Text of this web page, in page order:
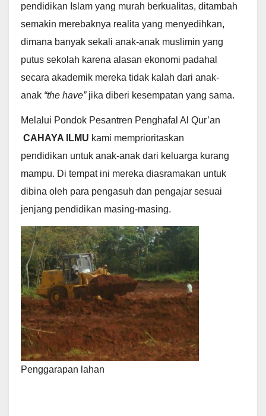
pendidikan Islam yang murah berkualitas, ditambah
semakin merebaknya realita yang menyedihkan,
dimana banyak sekali anak-anak muslimin yang
putus sekolah karena alasan ekonomi padahal
secara akademik mereka tidak kalah dari anak-
anak “the have” jika diberi kesempatan yang sama.
Melalui Pondok Pesantren Penghafal Al Qur’an
CAHAYA ILMU kami memprioritaskan
pendidikan untuk anak-anak dari keluarga kurang
mampu. Di tempat ini mereka diasramakan untuk
dibina oleh para pengasuh dan pengajar sesuai
jenjang pendidikan masing-masing.
Penggarapan lahan